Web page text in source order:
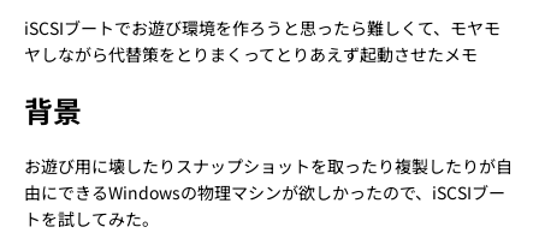
iSCSIブートでお遊び環境を作ろうと思ったら難しくて、モヤモ
ヤしながら代替策をとりまくってとりあえず起動させたメモ
背景
お遊び用に壊したりスナップショットを取ったり複製したりが自
由にできるWindowsの物理マシンが欲しかったので、iSCSIブー
トを試してみた。